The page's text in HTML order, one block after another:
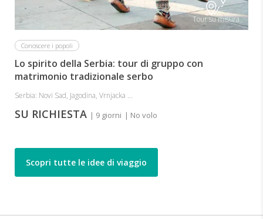
Tour su misura
Conoscere i popoli
Lo spirito della Serbia: tour di gruppo con
matrimonio tradizionale serbo
Serbia: Novi Sad, Jagodina, Vrnjacka ...
SU RICHIESTA | 9 giorni | No volo
Scopri tutte le idee di viaggio